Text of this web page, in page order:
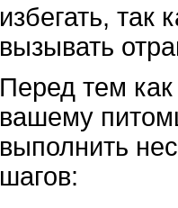
избегать, так
вызывать
Перед тем
вашему
выполнить
шагов: